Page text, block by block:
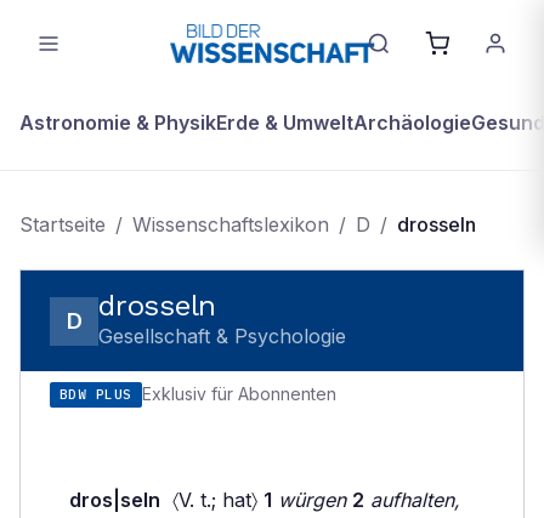
Astronomie & PhysikErde & UmweltArchäologie
Startseite / Wissenschaftslexikon / D / drosseln
D drosseln
Gesellschaft & Psychologie
BDW PLUS Exklusiv für Abonnenten
dros|seln 〈V. t.; hat〉 1 würgen 2 aufhalten,